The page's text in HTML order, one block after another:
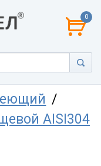
0
AISI304